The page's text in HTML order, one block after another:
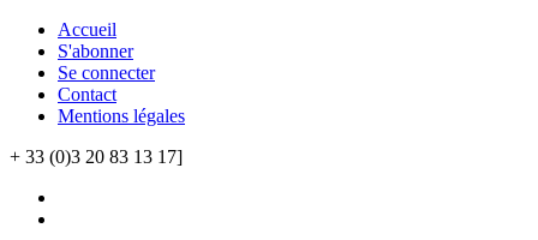
Accueil
S'abonner
Se connecter
Contact
Mentions légales
+ 33 (0)3 20 83 13 17]